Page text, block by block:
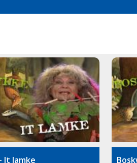
It lamke